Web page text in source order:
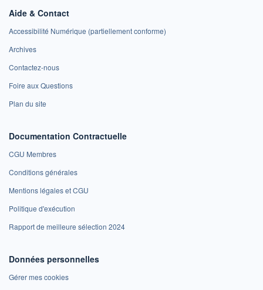
Aide & Contact
Accessibilité Numérique (partiellement conforme)
Archives
Contactez-nous
Foire aux Questions
Plan du site
Documentation Contractuelle
CGU Membres
Conditions générales
Mentions légales et CGU
Politique d'exécution
Rapport de meilleure sélection 2024
Données personnelles
Gérer mes cookies